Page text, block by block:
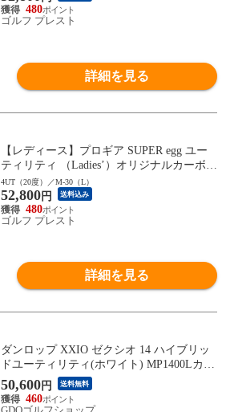
480
ゴルフ プレスト
詳細を見る
【レディース】プロギア SUPER egg ユー
ティリティ （Ladies’）オリジナルカーボン
シャフト 高反発モデル 2026年モデル [PRG
R][ゴルフクラブ][スーパーエッグ]
4UT（20度）／M-30（L）
52,800円 送料込み
480
ゴルフ プレスト
詳細を見る
ダンロップ XXIO ゼクシオ 14 ハイブリッ
ドユーティリティ(ホワイト) MP1400Lカー
ボン シャフト：MP1400Lカーボン A H6 2
8° 38.25inch レディス
50,600円 送料無料
460